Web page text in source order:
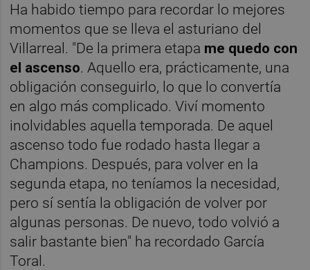
Ha habido tiempo para recordar lo mejores
momentos que se lleva el asturiano del
Villarreal. "De la primera etapa me quedo con
el ascenso. Aquello era, prácticamente, una
obligación conseguirlo, lo que lo convertía
en algo más complicado. Viví momento
inolvidables aquella temporada. De aquel
ascenso todo fue rodado hasta llegar a
Champions. Después, para volver en la
segunda etapa, no teníamos la necesidad,
pero sí sentía la obligación de volver por
algunas personas. De nuevo, todo volvió a
salir bastante bien" ha recordado García
Toral.